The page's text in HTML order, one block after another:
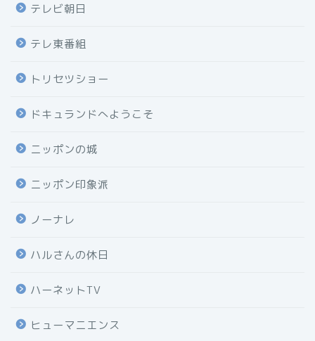
テレビ朝日
テレ東番組
トリセツショー
ドキュランドへようこそ
ニッポンの城
ニッポン印象派
ノーナレ
ハルさんの休日
ハーネットTV
ヒューマニエンス